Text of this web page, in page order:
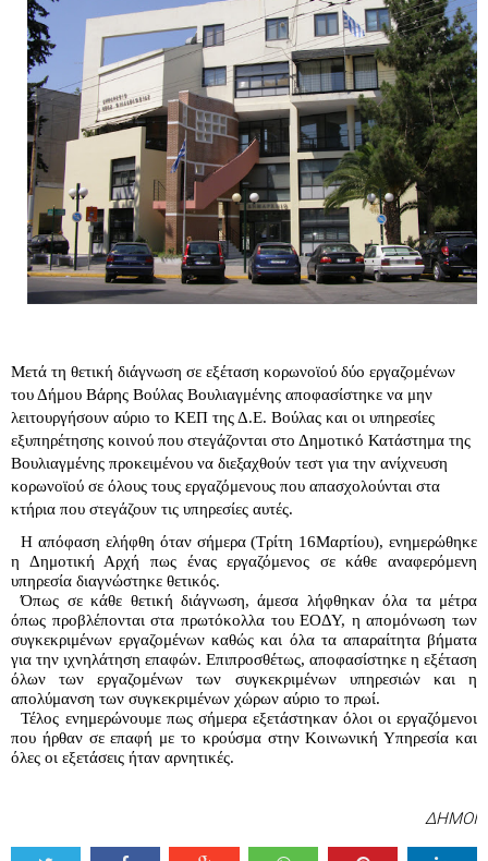
Μετά τη θετική διάγνωση σε εξέταση κορωνοϊού δύο εργαζομένων
του Δήμου Βάρης Βούλας Βουλιαγμένης αποφασίστηκε να μην
λειτουργήσουν αύριο το ΚΕΠ της Δ.Ε. Βούλας και οι υπηρεσίες
εξυπηρέτησης κοινού που στεγάζονται στο Δημοτικό Κατάστημα της
Βουλιαγμένης προκειμένου να διεξαχθούν τεστ για την ανίχνευση
κορωνοϊού σε όλους τους εργαζόμενους που απασχολούνται στα
κτήρια που στεγάζουν τις υπηρεσίες αυτές.
Η απόφαση ελήφθη όταν σήμερα (Τρίτη 16Μαρτίου), ενημερώθηκε
η Δημοτική Αρχή πως ένας εργαζόμενος σε κάθε αναφερόμενη
υπηρεσία διαγνώστηκε θετικός.
Όπως σε κάθε θετική διάγνωση, άμεσα λήφθηκαν όλα τα μέτρα
όπως προβλέπονται στα πρωτόκολλα του ΕΟΔΥ, η απομόνωση των
συγκεκριμένων εργαζομένων καθώς και όλα τα απαραίτητα βήματα
για την ιχνηλάτηση επαφών. Επιπροσθέτως, αποφασίστηκε η εξέταση
όλων των εργαζομένων των συγκεκριμένων υπηρεσιών και η
απολύμανση των συγκεκριμένων χώρων αύριο το πρωί.
Τέλος ενημερώνουμε πως σήμερα εξετάστηκαν όλοι οι εργαζόμενοι
που ήρθαν σε επαφή με το κρούσμα στην Κοινωνική Υπηρεσία και
όλες οι εξετάσεις ήταν αρνητικές.
ΔΗΜΟΙ